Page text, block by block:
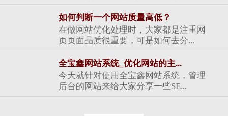
如何判断一个网站质量高低？
在做网站优化处理时，大家都是注重网
页页面品质很重要，可是如何去分...
全宝鑫网站系统_优化网站的主...
今天就针对使用全宝鑫网站系统，管理
后台的网站来给大家分享一些SE...